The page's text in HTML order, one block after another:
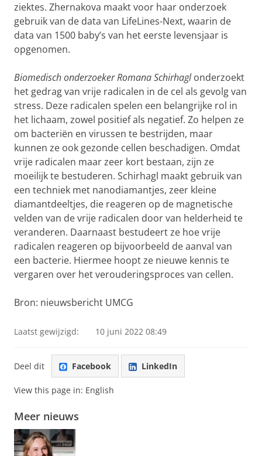
ziektes. Zhernakova maakt voor haar onderzoek
gebruik van de data van LifeLines-Next, waarin de
data van 1500 baby’s van het eerste levensjaar is
opgenomen.
Biomedisch onderzoeker Romana Schirhaglonderzoekt
het gedrag van vrije radicalen in de cel als gevolg van
stress. Deze radicalen spelen een belangrijke rol in
het lichaam, zowel positief als negatief. Zo helpen ze
om bacteriën en virussen te bestrijden, maar
kunnen ze ook gezonde cellen beschadigen. Omdat
vrije radicalen maar zeer kort bestaan, zijn ze
moeilijk te bestuderen. Schirhagl maakt gebruik van
een techniek met nanodiamantjes, zeer kleine
diamantdeeltjes, die reageren op de magnetische
velden van de vrije radicalen door van helderheid te
veranderen. Daarnaast bestudeert ze hoe vrije
radicalen reageren op bijvoorbeeld de aanval van
een bacterie. Hiermee hoopt ze nieuwe kennis te
vergaren over het verouderingsproces van cellen.
Bron: nieuwsbericht UMCG
Laatst gewijzigd: 10 juni 2022 08:49
Deel dit Facebook LinkedIn
View this page in: English
Meer nieuws